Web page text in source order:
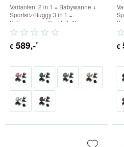
Varianten: 2 in 1 = Babywanne +
Sportsitz/Buggy 3 in 1 =
Babywanne + Sportsitz/Buggy +
Babyschale (inkl. Adapter) 4...
€ 589,-* €